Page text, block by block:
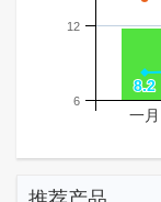
8.2
8.2
一月
6
12